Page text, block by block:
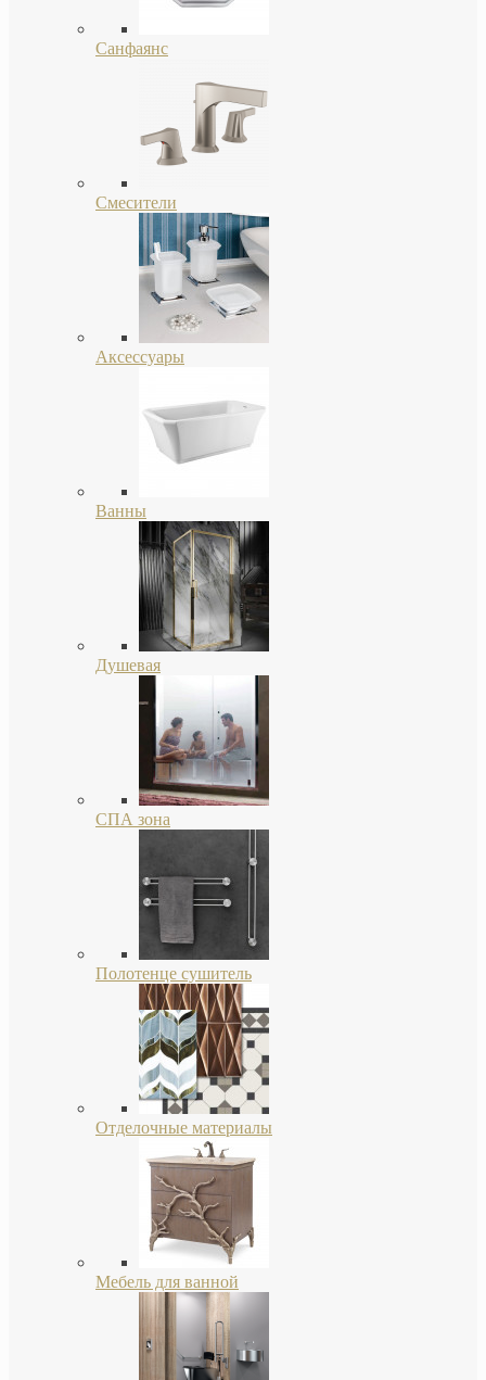
Санфаянс
Смесители
Аксессуары
Ванны
Душевая
СПА зона
Полотенце сушитель
Отделочные материалы
Мебель для ванной